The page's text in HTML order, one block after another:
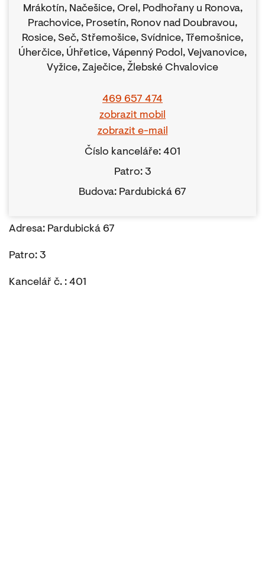
Mrákotín, Načešice, Orel, Podhořany u Ronova,
Prachovice, Prosetín, Ronov nad Doubravou,
Rosice, Seč, Střemošice, Svídnice, Třemošnice,
Úherčice, Úhřetice, Vápenný Podol, Vejvanovice,
Vyžice, Zaječice, Žlebské Chvalovice
469 657 474
zobrazit mobil
zobrazit e-mail
Číslo kanceláře: 401
Patro: 3
Budova: Pardubická 67
Adresa: Pardubická 67
Patro: 3
Kancelář č. : 401